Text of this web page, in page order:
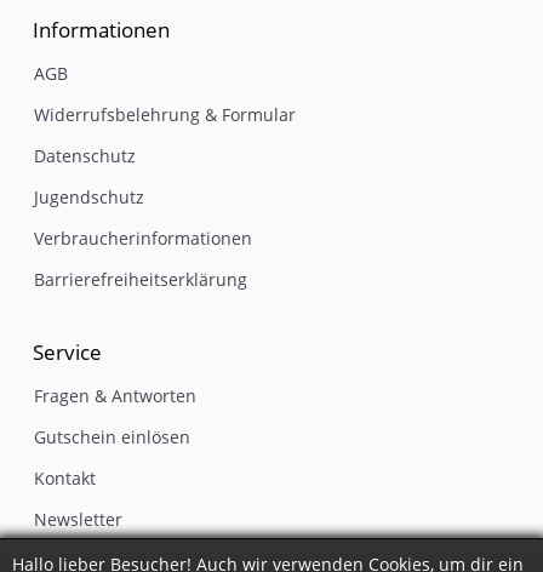
Informationen
AGB
Widerrufsbelehrung & Formular
Datenschutz
Jugendschutz
Verbraucherinformationen
Barrierefreiheitserklärung
Service
Fragen & Antworten
Gutschein einlösen
Kontakt
Newsletter
Impressum
Hallo lieber Besucher! Auch wir verwenden Cookies, um dir ein